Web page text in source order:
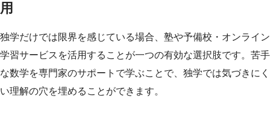
用
独学だけでは限界を感じている場合、塾や予備校・オンライン
学習サービスを活用することが一つの有効な選択肢です。苦手
な数学を専門家のサポートで学ぶことで、独学では気づきにく
い理解の穴を埋めることができます。